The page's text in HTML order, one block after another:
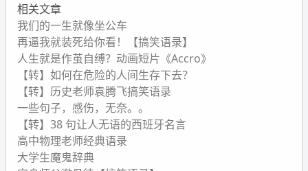
相关文章
我们的一生就像坐公车
再逼我就装死给你看！【搞笑语录】
人生就是作茧自缚？动画短片《Accro》
【转】如何在危险的人间生存下去？
【转】历史老师袁腾飞搞笑语录
一些句子，感伤，无奈。。
【转】38 句让人无语的西班牙名言
高中物理老师经典语录
大学生魔鬼辞典